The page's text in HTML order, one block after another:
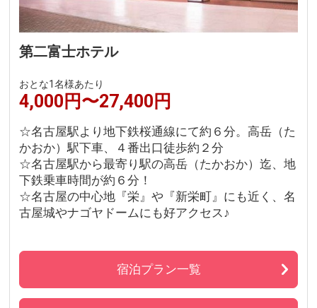
第二富士ホテル
おとな1名様あたり
4,000円〜27,400円
☆名古屋駅より地下鉄桜通線にて約６分。高岳（た
かおか）駅下車、４番出口徒歩約２分
☆名古屋駅から最寄り駅の高岳（たかおか）迄、地
下鉄乗車時間が約６分！
☆名古屋の中心地『栄』や『新栄町』にも近く、名
古屋城やナゴヤドームにも好アクセス♪
宿泊プラン一覧